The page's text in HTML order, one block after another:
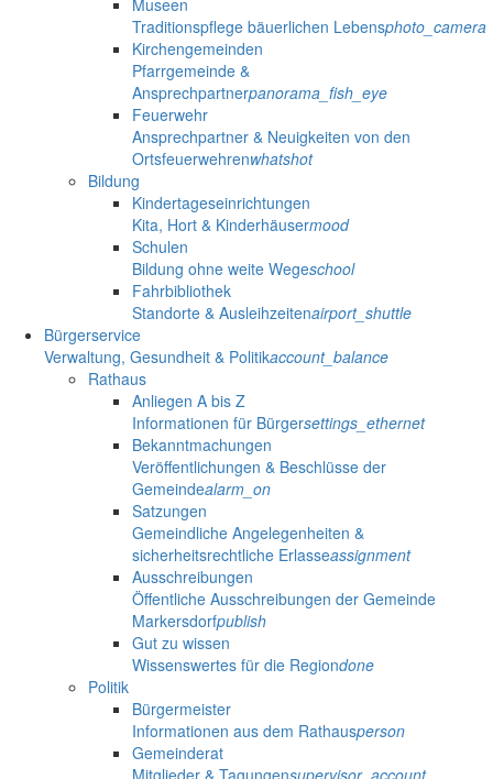
Traditionspflege bäuerlichen Lebensphoto_camera
Kirchengemeinden
Pfarrgemeinde &
Ansprechpartnerpanorama_fish_eye
Feuerwehr
Ansprechpartner & Neuigkeiten von den
Ortsfeuerwehrenwhatshot
Bildung
Kindertageseinrichtungen
Kita, Hort & Kinderhäusermood
Schulen
Bildung ohne weite Wegeschool
Fahrbibliothek
Standorte & Ausleihzeitenairport_shuttle
Bürgerservice
Verwaltung, Gesundheit & Politikaccount_balance
Rathaus
Anliegen A bis Z
Informationen für Bürgersettings_ethernet
Bekanntmachungen
Veröffentlichungen & Beschlüsse der
Gemeindealarm_on
Satzungen
Gemeindliche Angelegenheiten &
sicherheitsrechtliche Erlasseassignment
Ausschreibungen
Öffentliche Ausschreibungen der Gemeinde
Markersdorfpublish
Gut zu wissen
Wissenswertes für die Regiondone
Politik
Bürgermeister
Informationen aus dem Rathausperson
Gemeinderat
Mitglieder & Tagungensupervisor_account